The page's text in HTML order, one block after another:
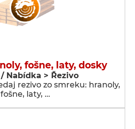
fošne, laty, dosky
Nabídka > Řezivo
rezivo zo smreku: hranoly,
fošne, laty, …